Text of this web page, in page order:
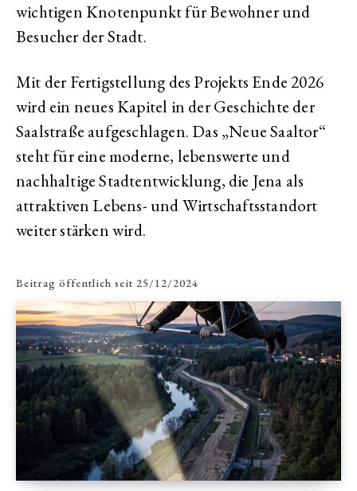
wichtigen Knotenpunkt für Bewohner und
Besucher der Stadt.
Mit der Fertigstellung des Projekts Ende 2026
wird ein neues Kapitel in der Geschichte der
Saalstraße aufgeschlagen. Das „Neue Saaltor“
steht für eine moderne, lebenswerte und
nachhaltige Stadtentwicklung, die Jena als
attraktiven Lebens- und Wirtschaftsstandort
weiter stärken wird.
Beitrag öffentlich seit 25/12/2024